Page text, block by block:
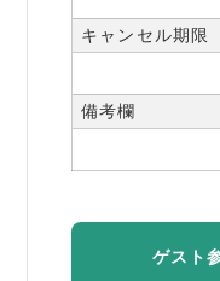
キャンセル期限
備考欄
ゲスト